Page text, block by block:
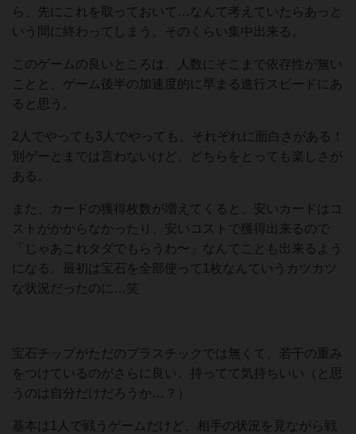
ら、先にこれを取っておいて…なんて考えていたらあっと
いう間に終わってしまう。そのくらい集中出来る。
このゲームの良いところは、人数にそこまで依存性が無い
ことと、ゲーム後半の加速度的に早まる進行スピードにあ
ると思う。
2人でやっても3人でやっても、それぞれに面白さがある！
別ゲーとまでは言わないけど、どちらをとっても楽しさが
ある。
また、カードの獲得枚数が増えてくると、安いカードはコ
ストがかからなかったり、安いコストで獲得出来るので
「じゃあこれタダでもらうわ〜」なんてことも出来るよう
になる。最初は宝石を全部使って1枚なんていうカツカツ
な状況だったのに…笑
宝石チップがただのプラスチックでは無くて、若干の重み
をつけているのがさらに良い。持ってて気持ちいい（と思
うのは自分だけだろうか…？）
基本は1人で戦うゲームだけど、相手の状況を見ながら戦